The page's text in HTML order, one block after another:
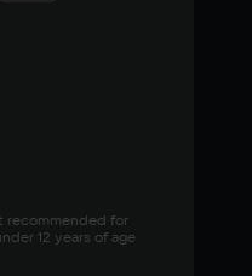
recommended for
12 years of age